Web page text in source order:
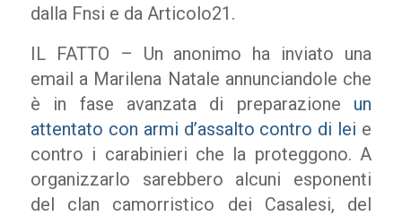
dalla Fnsi e da Articolo21.
IL FATTO – Un anonimo ha inviato una
email a Marilena Natale annunciandole che
è in fase avanzata di preparazione un
attentato con armi d’assalto contro di lei e
contro i carabinieri che la proteggono. A
organizzarlo sarebbero alcuni esponenti
del clan camorristico dei Casalesi, del